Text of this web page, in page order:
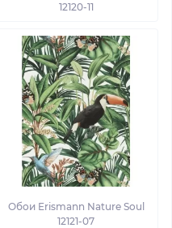
12120-11
Обои Erismann Nature Soul
12121-07